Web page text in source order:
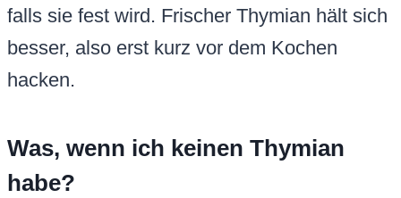
falls sie fest wird. Frischer Thymian hält sich
besser, also erst kurz vor dem Kochen
hacken.
Was, wenn ich keinen Thymian
habe?